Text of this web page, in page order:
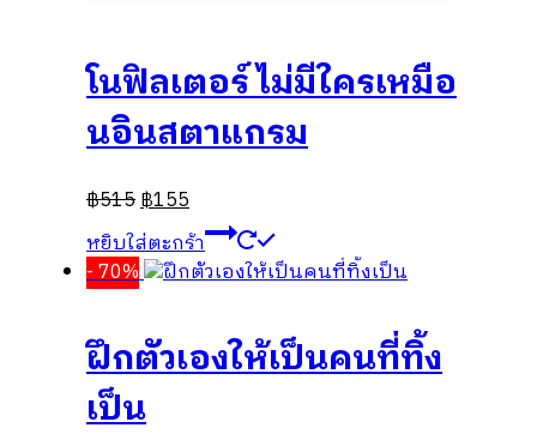
โนฟิลเตอร์ ไม่มีใครเหมือ
นอินสตาแกรม
฿515฿155
หยิบใส่ตะกร้า
- 70%
ฝึกตัวเองให้เป็นคนที่ทิ้ง
เป็น